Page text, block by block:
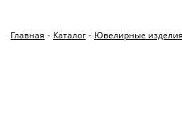
Главная - Каталог - Ювелирные изделия